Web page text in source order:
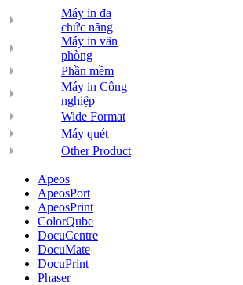
Máy in đa
chức năng
Máy in văn
phòng
Phần mềm
Máy in Công
nghiệp
Wide Format
Máy quét
Other Product
Apeos
ApeosPort
ApeosPrint
ColorQube
DocuCentre
DocuMate
DocuPrint
Phaser